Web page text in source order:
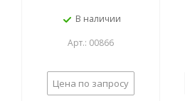
В наличии
Арт.: 00866
Цена по запросу